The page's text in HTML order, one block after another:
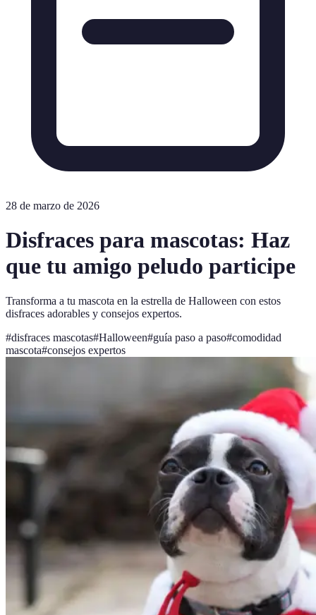
28 de marzo de 2026
Disfraces para mascotas: Haz
que tu amigo peludo participe
Transforma a tu mascota en la estrella de Halloween con estos
disfraces adorables y consejos expertos.
#disfraces mascotas#Halloween#guía paso a paso#comodidad
mascota#consejos expertos